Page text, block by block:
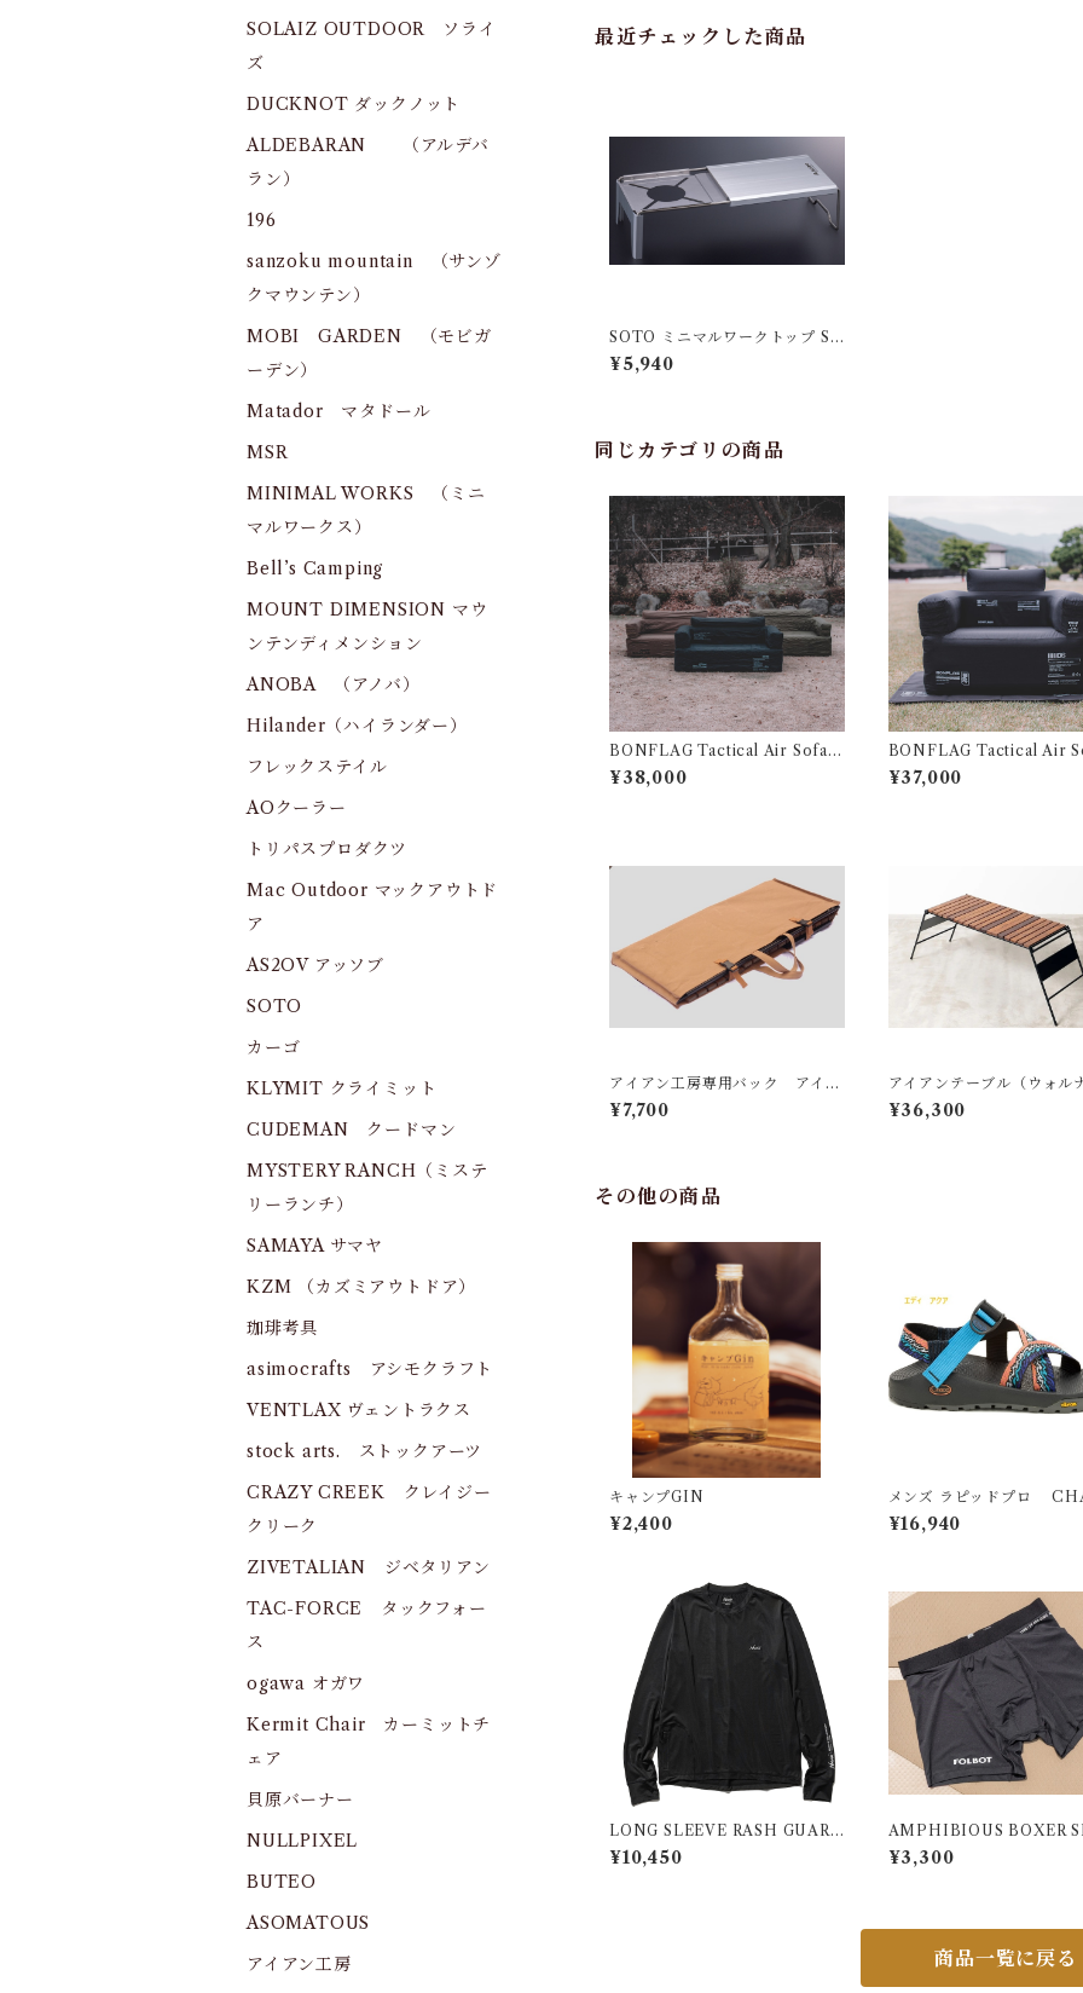
最近チェックした商品
SOTO ミニマルワークトップ ST
-3107
¥5,940
同じカテゴリの商品
BONFLAG Tactical Air Sofa 2
P
¥38,000
BONFLAG Tactical Air
P
¥37,000
アイアン工房専用バック アイア
ンテーブル用
¥7,700
アイアンテーブル（ウォル
版）
¥36,300
その他の商品
キャンプGIN
¥2,400
メンズ ラピッドプロ
チャコ
¥16,940
LONG SLEEVE RASH GUAR
D/ロングスリーブ ラッシュガー
ド ブラック
¥10,450
AMPHIBIOUS BOXER
TS (2枚SET)
¥3,300
商品一覧に戻る
SOLAIZ OUTDOOR ソライ
ズ
DUCKNOT ダックノット
ALDEBARAN （アルデバ
ラン）
196
sanzoku mountain （サンゾ
クマウンテン）
MOBI GARDEN （モビガ
ーデン）
Matador マタドール
MSR
MINIMAL WORKS （ミニ
マルワークス）
Bell’s Camping
MOUNT DIMENSION マウ
ンテンディメンション
ANOBA （アノバ）
Hilander（ハイランダー）
フレックステイル
AOクーラー
トリパスプロダクツ
Mac Outdoor マックアウトド
ア
AS2OV アッソブ
SOTO
カーゴ
KLYMIT クライミット
CUDEMAN クードマン
MYSTERY RANCH（ミステ
リーランチ）
SAMAYA サマヤ
KZM （カズミアウトドア）
珈琲考具
asimocrafts アシモクラフト
VENTLAX ヴェントラクス
stock arts. ストックアーツ
CRAZY CREEK クレイジー
クリーク
ZIVETALIAN ジベタリアン
TAC-FORCE タックフォー
ス
ogawa オガワ
Kermit Chair カーミットチ
ェア
貝原バーナー
NULLPIXEL
BUTEO
ASOMATOUS
アイアン工房